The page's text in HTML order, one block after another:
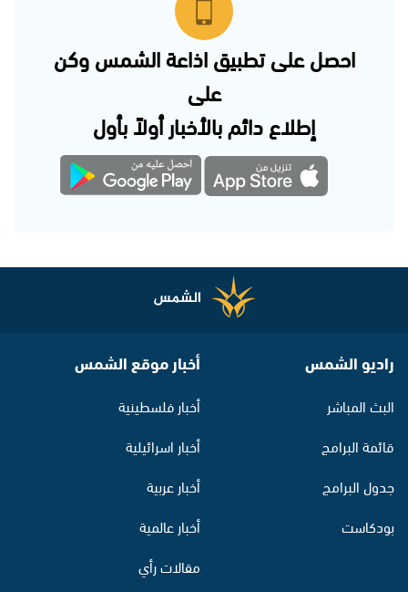
احصل على تطبيق اذاعة الشمس وكن
على
إطلاع دائم بالأخبار أولاً بأول
راديو الشمس
البث المباشر
قائمة البرامج
جدول البرامج
بودكاست
أخبار موقع الشمس
أخبار فلسطينية
أخبار اسرائيلية
أخبار عربية
أخبار عالمية
مقالات رأي